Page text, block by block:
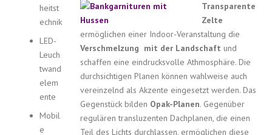
heitst
echnik
LED-
Leuch
twand
elem
ente
Mobil
e
Transparente
Zelte
ermöglichen einer Indoor-Veranstaltung die
Verschmelzung mit der Landschaft und
schaffen eine eindrucksvolle Athmosphäre. Die
durchsichtigen Planen können wahlweise auch
vereinzelnd als Akzente eingesetzt werden. Das
Gegenstück bilden Opak-Planen. Gegenüber
regulären transluzenten Dachplanen, die einen
Teil des Lichts durchlassen, ermöglichen diese